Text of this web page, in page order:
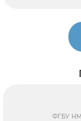
ФГБУ